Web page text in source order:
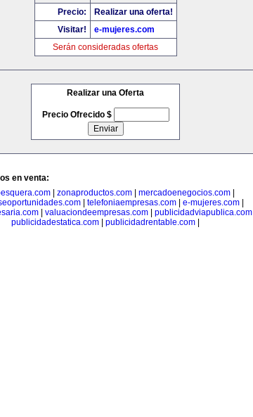
Precio:
Realizar una oferta!
Visitar!
e-mujeres.com
Serán consideradas ofertas
Realizar una Oferta
Precio Ofrecido $
en venta:
| zonaproductos.com| mercadoenegocios.com|
telefoniaempresas.com e-mujeres.com
valuaciondeempresas.com publicidadviapublica.com
publicidadestatica.com
publicidadrentable.com